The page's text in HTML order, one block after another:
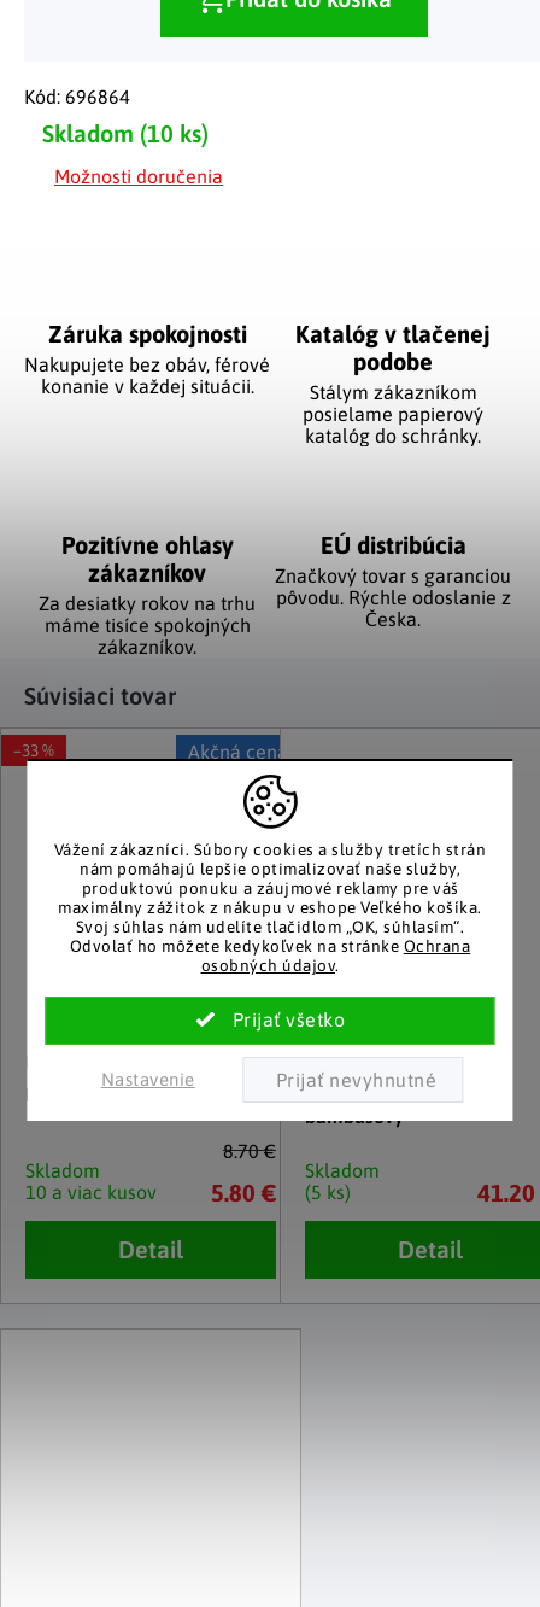
Vážení zákazníci. Súbory cookies a služby tretích strán
nám pomáhajú lepšie optimalizovať naše služby,
produktovú ponuku a záujmové reklamy pre váš
maximálny zážitok z nákupu v eshope Veľkého košíka.
Svoj súhlas nám udelíte tlačidlom „OK, súhlasím“.
Odvolať ho môžete kedykoľvek na stránke Ochrana
osobných údajov.
Nastavenie
Skladom (10 ks)
Možnosti doručenia
Kód: 696864
Záruka spokojnosti
Nakupujete bez obáv, férové
​​konanie v každej situácii.
Katalóg v tlačenej
podobe
Stálym zákazníkom
posielame papierový
katalóg do schránky.
Pozitívne ohlasy
zákazníkov
Za desiatky rokov na trhu
máme tisíce spokojných
zákazníkov.
EÚ distribúcia
Značkový tovar s garanciou
pôvodu. Rýchle odoslanie z
Česka.
Súvisiaci tovar
Akčná cena
8.70 €
–33 %
Rohový stojan na taniere
Skladom
10 a viac kusov
5.80 €
Detail
Weltbild
Organizér do kuchyne
bambusový
Skladom
(5 ks)
Detail